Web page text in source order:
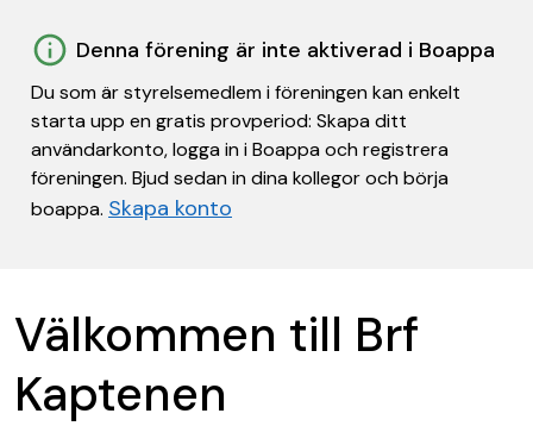
Denna förening är inte aktiverad i Boappa
Du som är styrelsemedlem i föreningen kan enkelt
starta upp en gratis provperiod: Skapa ditt
användarkonto, logga in i Boappa och registrera
föreningen. Bjud sedan in dina kollegor och börja
boappa. Skapa konto
Välkommen till Brf
Kaptenen